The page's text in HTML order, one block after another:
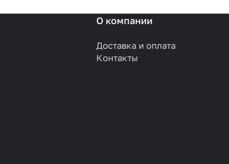
О компании
Доставка и оплата
Контакты